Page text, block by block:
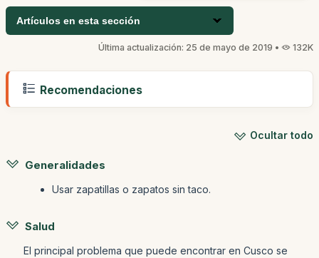
Artículos en esta sección
Última actualización: 25 de mayo de 2019 • 132K
Recomendaciones
Ocultar todo
Generalidades
Usar zapatillas o zapatos sin taco.
Salud
El principal problema que puede encontrar en Cusco se